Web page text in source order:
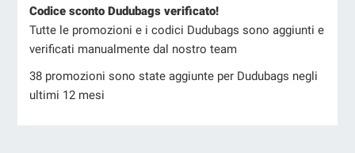
Codice sconto Dudubags verificato!
Tutte le promozioni e i codici Dudubags sono aggiunti e
verificati manualmente dal nostro team
38 promozioni sono state aggiunte per Dudubags negli
ultimi 12 mesi